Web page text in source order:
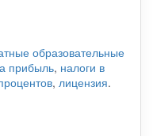
образовательные
прибыль, налоги в
, лицензия.